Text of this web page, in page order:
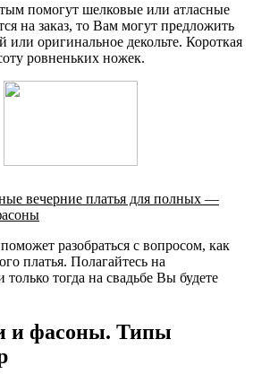
помогут шелковые или атласные
на заказ, то Вам могут предложить
оригинальное декольте. Короткая
ровненьких ножек.
вечерние платья для полных —
разобраться с вопросом, как
платья. Полагайтесь на
тогда на свадьбе Вы будете
и фасоны. Типы